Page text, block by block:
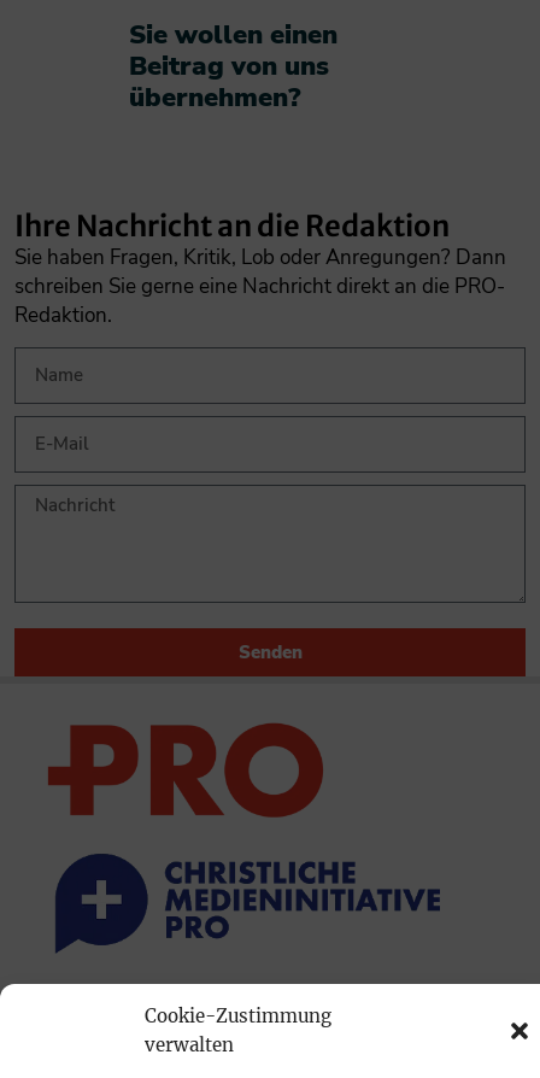
Cookie-Zustimmung
verwalten
Sie wollen einen
Beitrag von uns
übernehmen?​
Ihre Nachricht an die Redaktion
Sie haben Fragen, Kritik, Lob oder Anregungen? Dann
schreiben Sie gerne eine Nachricht direkt an die PRO-
Redaktion.
Senden
PRINTAUSGABE
Mediadaten